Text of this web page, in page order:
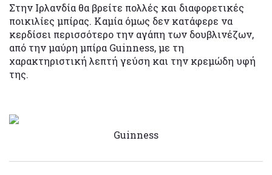
Στην Ιρλανδία θα βρείτε πολλές και διαφορετικές
ποικιλίες μπίρας. Καμία όμως δεν κατάφερε να
κερδίσει περισσότερο την αγάπη των δουβλινέζων,
από την μαύρη μπίρα Guinness, με τη
χαρακτηριστική λεπτή γεύση και την κρεμώδη υφή
της.
Guinness